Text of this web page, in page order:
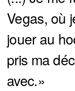
Vegas, où
jouer au
pris ma
avec.»